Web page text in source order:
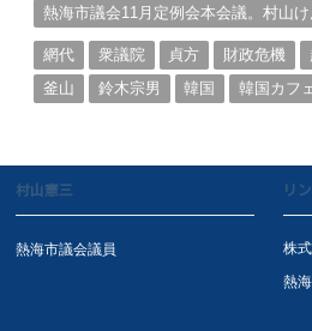
熱海市議会11月定例会本会議。村山
網代
衆議院 貞方 財政危機
釜山
鈴木宗男 韓国 韓国カフ
村山憲三
熱海市議会議員
リ
株
熱